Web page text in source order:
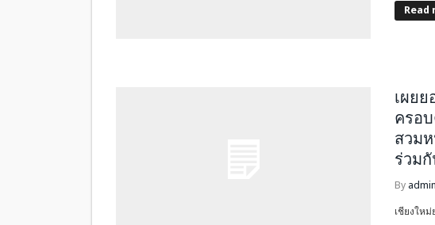
Read
เผย
ครอ
สวม
ร่วม
By admin
เชียงให